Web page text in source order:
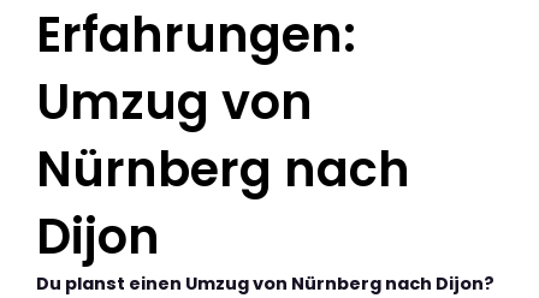
Erfahrungen:
Umzug von
Nürnberg nach
Dijon
Du planst einen Umzug von Nürnberg nach Dijon?